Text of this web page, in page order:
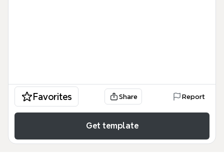
Favorites Share Report
Get template